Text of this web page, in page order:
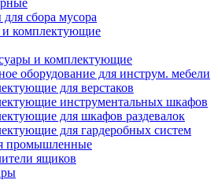
сбора мусора
и комплектующие
и комплектующие
оборудование для инструм. мебели
для верстаков
инструментальных шкафов
для шкафов раздевалок
для гардеробных систем
промышленные
ящиков